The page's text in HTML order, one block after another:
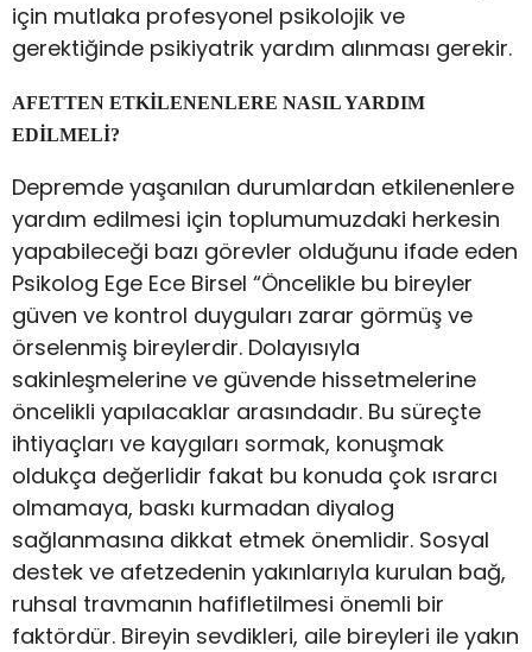
için mutlaka profesyonel psikolojik ve
gerektiğinde psikiyatrik yardım alınması gerekir.
AFETTEN ETKİLENENLERE NASIL YARDIM
EDİLMELİ?
Depremde yaşanılan durumlardan etkilenenlere
yardım edilmesi için toplumumuzdaki herkesin
yapabileceği bazı görevler olduğunu ifade eden
Psikolog Ege Ece Birsel “Öncelikle bu bireyler
güven ve kontrol duyguları zarar görmüş ve
örselenmiş bireylerdir. Dolayısıyla
sakinleşmelerine ve güvende hissetmelerine
öncelikli yapılacaklar arasındadır. Bu süreçte
ihtiyaçları ve kaygıları sormak, konuşmak
oldukça değerlidir fakat bu konuda çok ısrarcı
olmamaya, baskı kurmadan diyalog
sağlanmasına dikkat etmek önemlidir. Sosyal
destek ve afetzedenin yakınlarıyla kurulan bağ,
ruhsal travmanın hafifletilmesi önemli bir
faktördür. Bireyin sevdikleri, aile bireyleri ile yakın